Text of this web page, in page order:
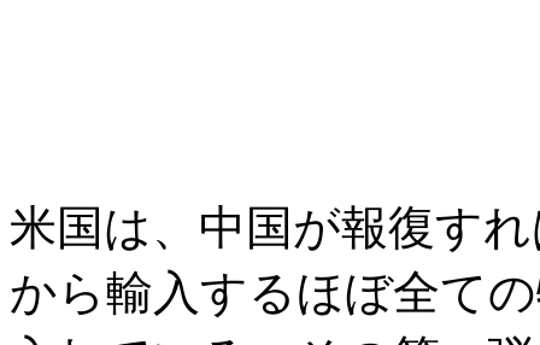
米国は、中国が報復す
から輸入するほぼ全て